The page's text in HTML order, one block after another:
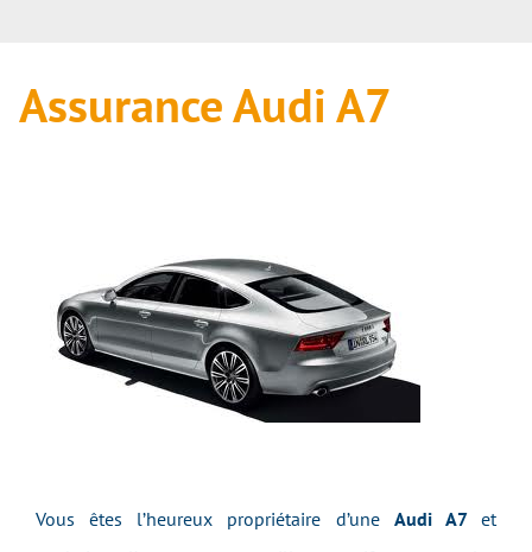
Assurance Audi A7
Vous êtes l’heureux propriétaire d’une Audi A7et